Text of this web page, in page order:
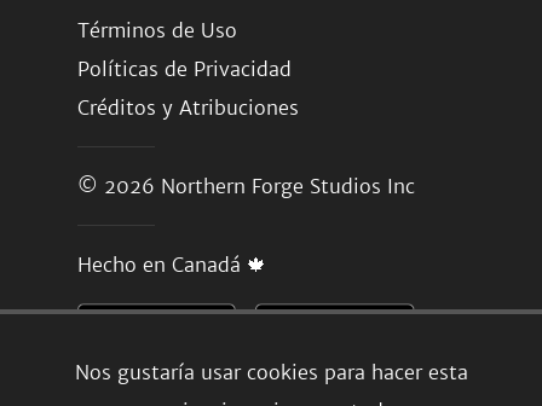
Nos gustaría usar cookies para hacer esta
Términos de Uso
Políticas de Privacidad
Créditos y Atribuciones
© 2026 Northern Forge Studios Inc
Hecho en Canadá 🍁